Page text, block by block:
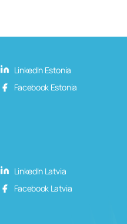
LinkedIn Estonia
Facebook Estonia
LinkedIn Latvia
Facebook Latvia